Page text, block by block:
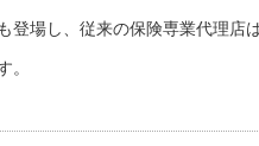
登場し、従来の保険専業代理店
。